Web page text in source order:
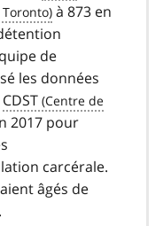
5
à 873 en
de
les données
CDST
2017 pour
carcérale.
âgés de